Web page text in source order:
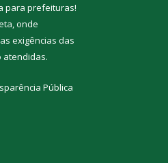
para prefeituras!
onde
exigências das
atendidas.
Pública